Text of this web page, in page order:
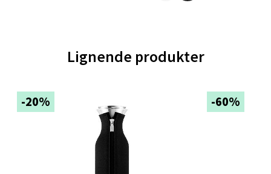
Lignende produkter
-20% -60%
Ski - Thon Senter Ski